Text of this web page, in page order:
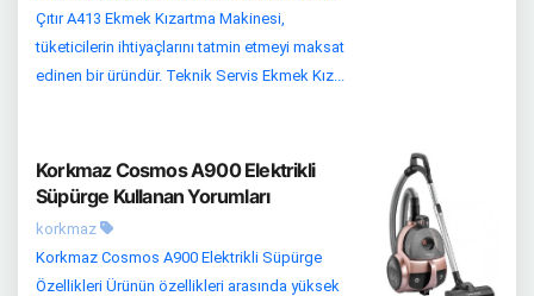
Çıtır A413 Ekmek Kızartma Makinesi,
tüketicilerin ihtiyaçlarını tatmin etmeyi maksat
edinen bir üründür. Teknik Servis Ekmek Kız...
Korkmaz Cosmos A900 Elektrikli
Süpürge Kullanan Yorumları
korkmaz
Korkmaz Cosmos A900 Elektrikli Süpürge
Özellikleri Ürünün özellikleri arasında yüksek